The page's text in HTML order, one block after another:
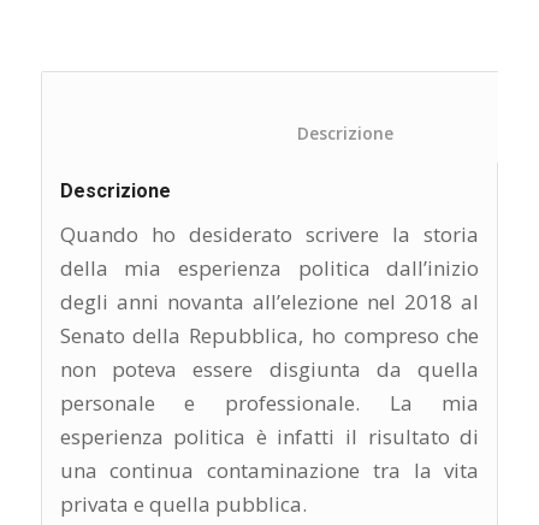
Descrizione
Quando ho desiderato scrivere la storia
della mia esperienza politica dall’inizio
degli anni novanta all’elezione nel 2018 al
Senato della Repubblica, ho compreso che
non poteva essere disgiunta da quella
personale e professionale. La mia
esperienza politica è infatti il risultato di
una continua contaminazione tra la vita
privata e quella pubblica.